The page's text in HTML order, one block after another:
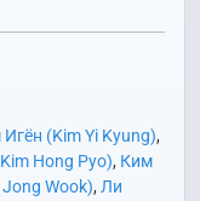
(Kim Yi Kyung),
Hong Pyo), Ким
Wook), Ли